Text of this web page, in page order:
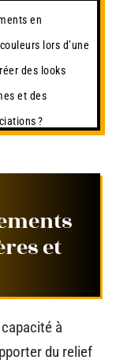
en
lors d’une
des looks
et des
?
et
à
du relief